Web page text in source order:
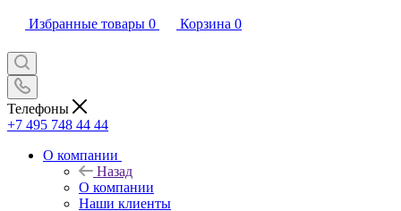
Избранные товары 0 Корзина 0
Телефоны
+7 495 748 44 44
О компании
Назад
О компании
Наши клиенты